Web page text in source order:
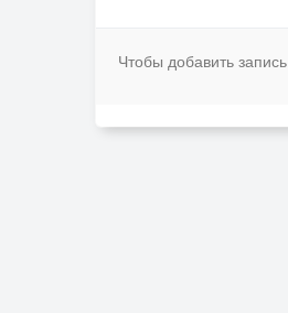
Чтобы добавить запись